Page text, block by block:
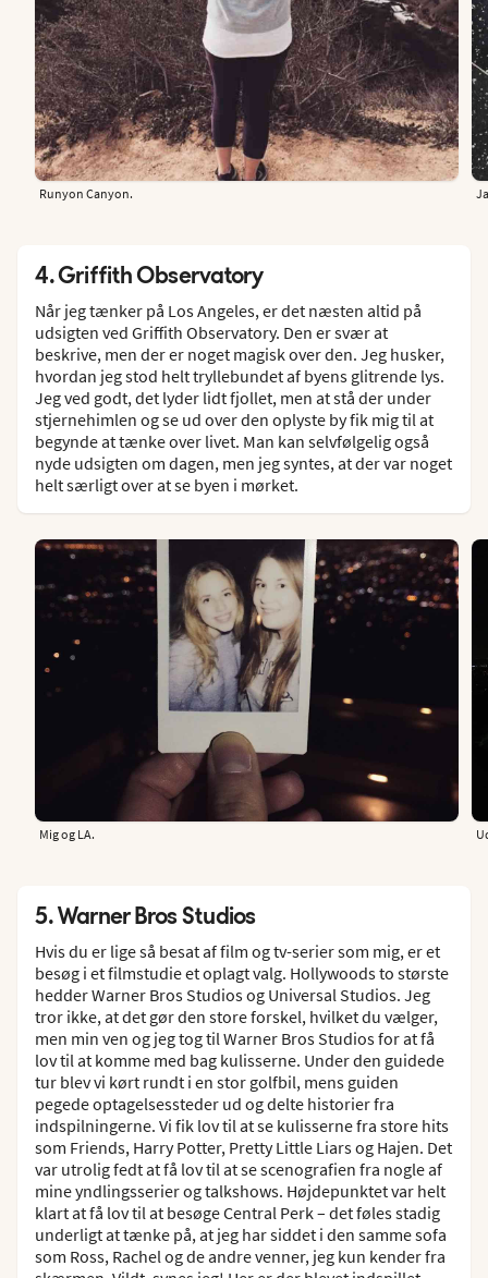
Runyon Canyon.
4. Griffith Observatory
Når jeg tænker på Los Angeles, er det næsten altid på
udsigten ved Griffith Observatory. Den er svær at
beskrive, men der er noget magisk over den. Jeg husker,
hvordan jeg stod helt tryllebundet af byens glitrende lys.
Jeg ved godt, det lyder lidt fjollet, men at stå der under
stjernehimlen og se ud over den oplyste by fik mig til at
begynde at tænke over livet. Man kan selvfølgelig også
nyde udsigten om dagen, men jeg syntes, at der var noget
helt særligt over at se byen i mørket.
Mig og LA.
5. Warner Bros Studios
Hvis du er lige så besat af film og tv-serier som mig, er et
besøg i et filmstudie et oplagt valg. Hollywoods to største
hedder Warner Bros Studios og Universal Studios. Jeg
tror ikke, at det gør den store forskel, hvilket du vælger,
men min ven og jeg tog til Warner Bros Studios for at få
lov til at komme med bag kulisserne. Under den guidede
tur blev vi kørt rundt i en stor golfbil, mens guiden
pegede optagelsessteder ud og delte historier fra
indspilningerne. Vi fik lov til at se kulisserne fra store hits
som Friends, Harry Potter, Pretty Little Liars og Hajen. Det
var utrolig fedt at få lov til at se scenografien fra nogle af
mine yndlingsserier og talkshows. Højdepunktet var helt
klart at få lov til at besøge Central Perk – det føles stadig
underligt at tænke på, at jeg har siddet i den samme sofa
som Ross, Rachel og de andre venner, jeg kun kender fra